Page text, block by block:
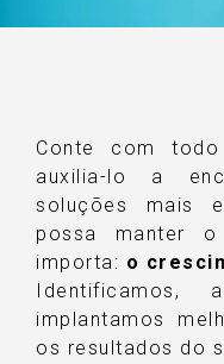
Conte com
auxilia-lo a
soluções mais
possa manter
importa: o
Identificamos,
implantamos
os resultados do